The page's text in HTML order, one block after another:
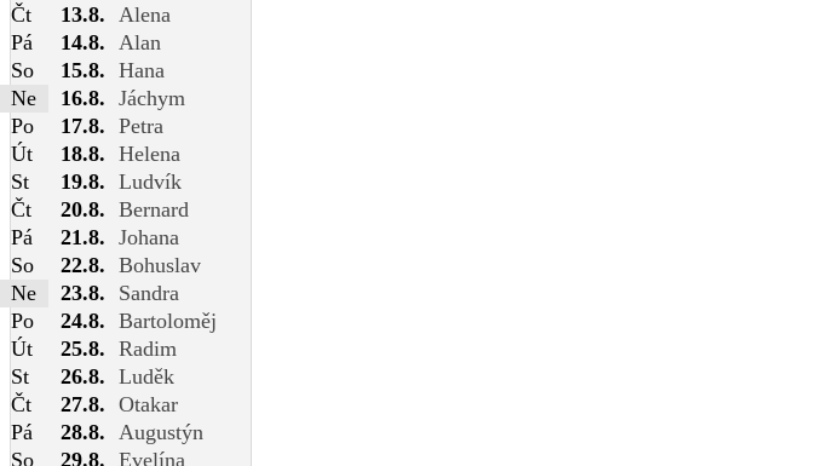
Čt
13.8.
Alena
Pá
14.8.
Alan
So
15.8. Hana
Ne
16.8. Jáchym
Po
17.8. Petra
Út
18.8. Helena
St
19.8. Ludvík
Čt
20.8. Bernard
Pá
21.8. Johana
So
22.8. Bohuslav
Ne
23.8.
Sandra
Po
24.8. Bartoloměj
Út
25.8. Radim
St
26.8. Luděk
Čt
27.8. Otakar
Pá
28.8.
Augustýn
So
29.8. Evelína